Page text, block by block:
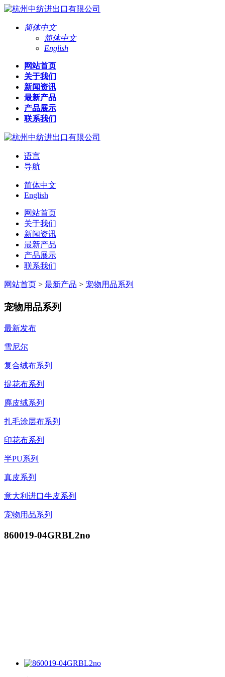
简体中文
简体中文
English
网站首页
关于我们
新闻资讯
最新产品
产品展示
联系我们
语言
导航
简体中文
English
网站首页
关于我们
新闻资讯
最新产品
产品展示
联系我们
网站首页 > 最新产品 > 宠物用品系列
宠物用品系列
最新发布
雪尼尔
复合绒布系列
提花布系列
麂皮绒系列
扎毛涂层布系列
印花布系列
半PU系列
真皮系列
意大利进口牛皮系列
宠物用品系列
860019-04GRBL2no